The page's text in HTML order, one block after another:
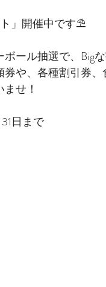
」開催中です⛱️
ール抽選で、Big
や、各種割引券
せ！
日まで